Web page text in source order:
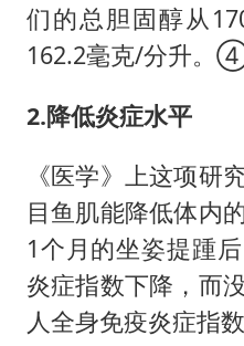
们的总胆固醇从
162.2毫克/分升。
2.降低炎症水平
《医学》上这项研
目鱼肌能降低体内
1个月的坐姿提踵
炎症指数下降，而
人全身免疫炎症指